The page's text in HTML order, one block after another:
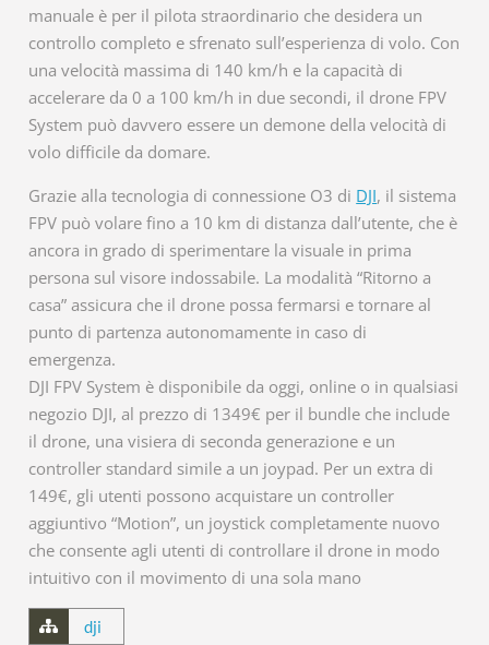
manuale è per il pilota straordinario che desidera un
controllo completo e sfrenato sull’esperienza di volo. Con
una velocità massima di 140 km/h e la capacità di
accelerare da 0 a 100 km/h in due secondi, il drone FPV
System può davvero essere un demone della velocità di
volo difficile da domare.
Grazie alla tecnologia di connessione O3 di DJI, il sistema
FPV può volare fino a 10 km di distanza dall’utente, che è
ancora in grado di sperimentare la visuale in prima
persona sul visore indossabile. La modalità “Ritorno a
casa” assicura che il drone possa fermarsi e tornare al
punto di partenza autonomamente in caso di
emergenza.
DJI FPV System è disponibile da oggi, online o in qualsiasi
negozio DJI, al prezzo di 1349€ per il bundle che include
il drone, una visiera di seconda generazione e un
controller standard simile a un joypad. Per un extra di
149€, gli utenti possono acquistare un controller
aggiuntivo “Motion”, un joystick completamente nuovo
che consente agli utenti di controllare il drone in modo
intuitivo con il movimento di una sola mano
dji